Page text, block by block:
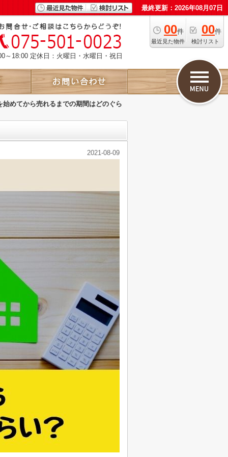
最終更新：2026年08月07日
00件
最近見た物件
00件
検討リスト
～18:00 定休日：火曜日・水曜日・祝日
始めてから売れるまでの期間はどのぐら
2021-08-09